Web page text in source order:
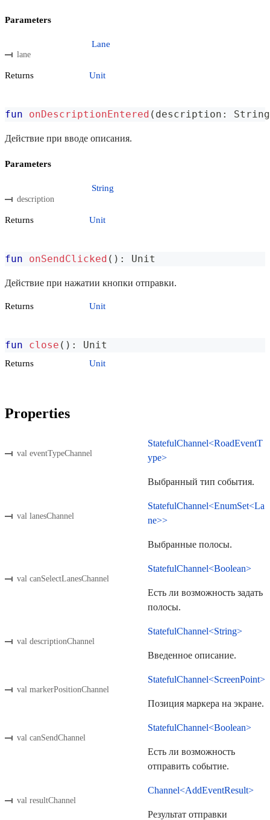
Parameters
lane
Lane
Returns Unit
fun onDescriptionEntered ( description : String
Действие при вводе описания.
Parameters
description
String
Returns Unit
fun onSendClicked ( ) : Unit
Действие при нажатии кнопки отправки.
Returns Unit
fun close ( ) : Unit
Returns Unit
Properties
val eventTypeChannel
StatefulChannel<RoadEventT
ype>
Выбранный тип события.
val lanesChannel
StatefulChannel<EnumSet<La
ne>>
Выбранные полосы.
val canSelectLanesChannel
StatefulChannel<Boolean>
Есть ли возможность задать
полосы.
val descriptionChannel
StatefulChannel<String>
Введенное описание.
val markerPositionChannel
StatefulChannel<ScreenPoint>
Позиция маркера на экране.
val canSendChannel
StatefulChannel<Boolean>
Есть ли возможность
отправить событие.
val resultChannel
Channel<AddEventResult>
Результат отправки